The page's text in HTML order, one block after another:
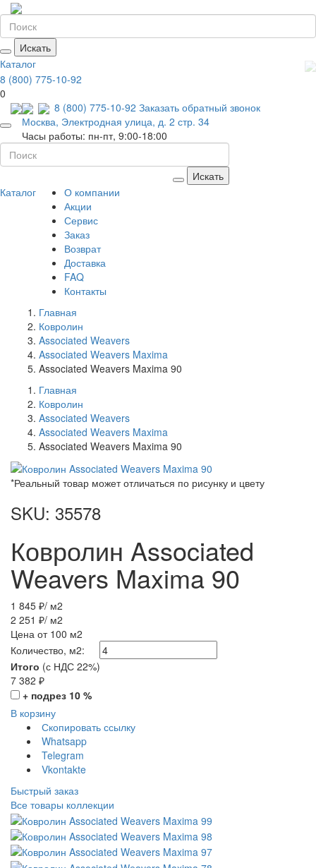
Искать
Каталог
8 (800) 775-10-92
0
8 (800) 775-10-92 Заказать обратный звонок
Москва, Электродная улица, д. 2 стр. 34
Часы работы: пн-пт, 9:00-18:00
Искать
Каталог
О компании
Акции
Сервис
Заказ
Возврат
Доставка
FAQ
Контакты
Главная
Ковролин
Associated Weavers
Associated Weavers Maxima
Associated Weavers Maxima 90
Главная
Ковролин
Associated Weavers
Associated Weavers Maxima
Associated Weavers Maxima 90
*Реальный товар может отличаться по рисунку и цвету
SKU: 35578
Ковролин Associated
Weavers Maxima 90
1 845 ₽/ м2
2 251 ₽/ м2
Цена от 100 м2
Количество, м2:
Итого (с НДС 22%)
7 382 ₽
+ подрез 10 %
В корзину
Скопировать ссылку
Whatsapp
Telegram
Vkontakte
Быстрый заказ
Все товары коллекции